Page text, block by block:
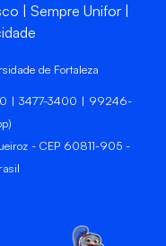
Sempre Unifor
de Fortaleza
| 3477-3400 | 99246-
- CEP 60811-905 -